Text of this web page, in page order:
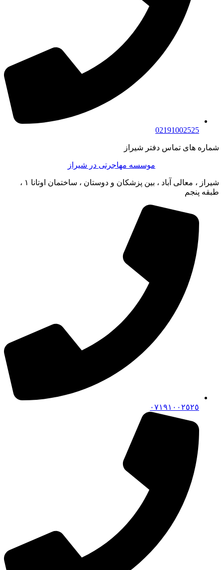
02191002525
شماره های تماس دفتر شیراز
موسسه مهاجرتی در شیراز
شیراز ، معالی آباد ، بین پزشکان و دوستان ، ساختمان اوتانا ۱ ،
طبقه پنجم
٠٧١٩١٠٠٢٥٢٥